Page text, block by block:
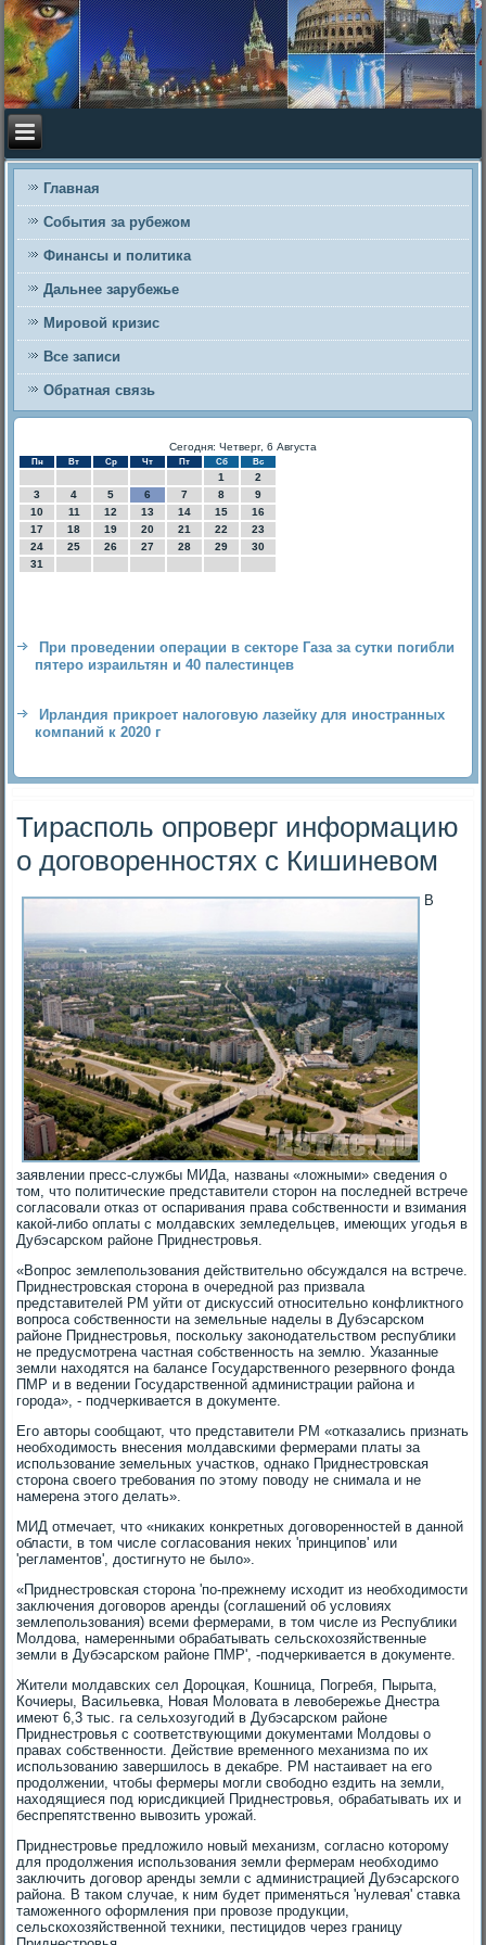
Главная
События за рубежом
Финансы и политика
Дальнее зарубежье
Мировой кризис
Все записи
Обратная связь
Сегодня: Четверг, 6 Августа
Пн Вт Ср Чт Пт Сб Вс
1
2
3
4 5 6 7 8
9
10
11 12 13 14 15
16
17
18 19 20 21 22
23
24
25 26 27 28 29
30
31
При проведении операции в секторе Газа за сутки погибли
пятеро израильтян и 40 палестинцев
Ирландия прикроет налоговую лазейку для иностранных
компаний к 2020 г
Тирасполь опроверг информацию
о договоренностях с Кишиневом
В
заявлении пресс-службы МИДа, названы «ложными» сведения о
том, что политические представители сторон на последней встрече
согласовали отказ от оспаривания права собственности и взимания
какой-либо оплаты с молдавских земледельцев, имеющих угодья в
Дубэсарском районе Приднестровья.
«Вопрос землепользования действительно обсуждался на встрече.
Приднестровская сторона в очередной раз призвала
представителей РМ уйти от дискуссий относительно конфликтного
вопроса собственности на земельные наделы в Дубэсарском
районе Приднестровья, поскольку законодательством республики
не предусмотрена частная собственность на землю. Указанные
земли находятся на балансе Государственного резервного фонда
ПМР и в ведении Государственной администрации района и
города», - подчеркивается в документе.
Его авторы сообщают, что представители РМ «отказались признать
необходимость внесения молдавскими фермерами платы за
использование земельных участков, однако Приднестровская
сторона своего требования по этому поводу не снимала и не
намерена этого делать».
МИД отмечает, что «никаких конкретных договоренностей в данной
области, в том числе согласования неких 'принципов' или
'регламентов', достигнуто не было».
«Приднестровская сторона 'по-прежнему исходит из необходимости
заключения договоров аренды (соглашений об условиях
землепользования) всеми фермерами, в том числе из Республики
Молдова, намеренными обрабатывать сельскохозяйственные
земли в Дубэсарском районе ПМР', -подчеркивается в документе.
Жители молдавских сел Дороцкая, Кошница, Погребя, Пырыта,
Кочиеры, Васильевка, Новая Моловата в левобережье Днестра
имеют 6,3 тыс. га сельхозугодий в Дубэсарском районе
Приднестровья с соответствующими документами Молдовы о
правах собственности. Действие временного механизма по их
использованию завершилось в декабре. РМ настаивает на его
продолжении, чтобы фермеры могли свободно ездить на земли,
находящиеся под юрисдикцией Приднестровья, обрабатывать их и
беспрепятственно вывозить урожай.
Приднестровье предложило новый механизм, согласно которому
для продолжения использования земли фермерам необходимо
заключить договор аренды земли с администрацией Дубэсарского
района. В таком случае, к ним будет применяться 'нулевая' ставка
таможенного оформления при провозе продукции,
сельскохозяйственной техники, пестицидов через границу